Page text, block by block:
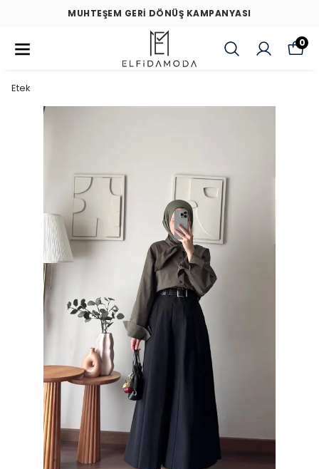
MUHTEŞEM GERİ DÖNÜŞ KAMPANYASI
0
Etek